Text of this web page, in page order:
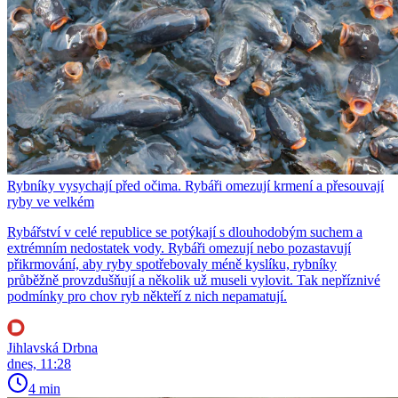
Rybníky vysychají před očima. Rybáři omezují krmení a přesouvají
ryby ve velkém
Rybářství v celé republice se potýkají s dlouhodobým suchem a
extrémním nedostatek vody. Rybáři omezují nebo pozastavují
přikrmování, aby ryby spotřebovaly méně kyslíku, rybníky
průběžně provzdušňují a několik už museli vylovit. Tak nepříznivé
podmínky pro chov ryb někteří z nich nepamatují.
Jihlavská Drbna
dnes, 11:28
4 min